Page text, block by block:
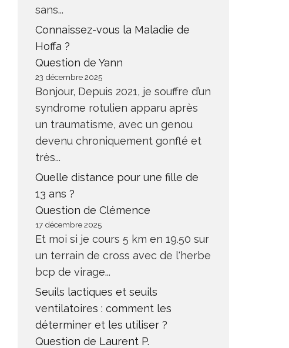
sans...
Connaissez-vous la Maladie de
Hoffa ?
Question de Yann
23 décembre 2025
Bonjour, Depuis 2021, je souffre d’un
syndrome rotulien apparu après
un traumatisme, avec un genou
devenu chroniquement gonflé et
très...
Quelle distance pour une fille de
13 ans ?
Question de Clémence
17 décembre 2025
Et moi si je cours 5 km en 19.50 sur
un terrain de cross avec de l'herbe
bcp de virage...
Seuils lactiques et seuils
ventilatoires : comment les
déterminer et les utiliser ?
Question de Laurent P.